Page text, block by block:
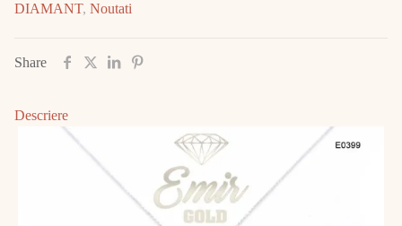
cu
E0399
DIAMANT, Noutati
Share
Descriere